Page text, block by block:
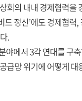
회의 내내 경제협력을
드 정신’에도 경제협력
.
야에서 3각 연대를 구
급망 위기에 어떻게 대